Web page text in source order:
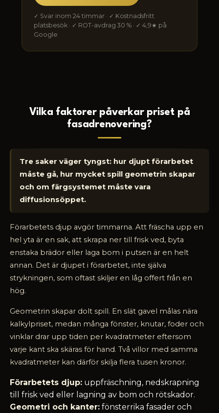
✓ Svar inom 24 timmar · ✓ Kostnadsfritt
platsbesök · ✓ ROT-avdrag 30 % · ✓ 4,9★ på
Google
Vilka faktorer påverkar priset på
fasadrenovering?
Tre saker väger tyngst: hur djupt förarbetet
måste gå, hur mycket spill geometrin skapar
och om färgsystemet måste vara
diffusionsöppet.
Förarbetets djup avgör timmarna. Att fräscha upp en
hel yta är en sak, att skrapa ner till frisk ved, byta
enstaka brädor eller laga bom i putsen är en helt
annan. Det är djupet i förarbetet, inte själva
strykningen, som oftast skiljer en låg offert från en
hög.
Geometrin skapar dolt spill. En slät gavel målas nära
kalkylpriset, medan många fönster, knutar, foder och
vinklar drar upp tiden per kvadratmeter eftersom
varje kant ska skäras för hand. Två villor med samma
kvadratmeter kan därför skilja flera tusen kronor.
Förarbetets djup: uppfräschning, nedskrapning
till frisk ved eller lagning av bom och rötskador.
Geometri och kanter: fönsterrika fasader och